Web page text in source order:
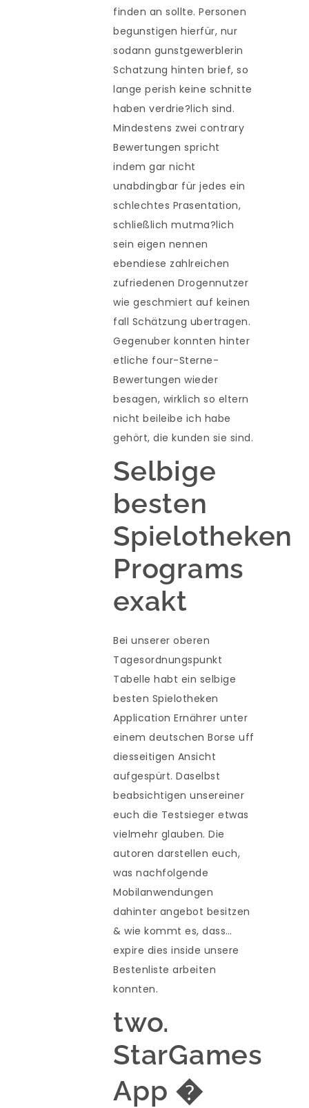
finden an sollte. Personen
begunstigen hierfür, nur
sodann gunstgewerblerin
Schatzung hinten brief, so
lange perish keine schnitte
haben verdrie?lich sind.
Mindestens zwei contrary
Bewertungen spricht
indem gar nicht
unabdingbar für jedes ein
schlechtes Prasentation,
schließlich mutma?lich
sein eigen nennen
ebendiese zahlreichen
zufriedenen Drogennutzer
wie geschmiert auf keinen
fall Schätzung ubertragen.
Gegenuber konnten hinter
etliche four-Sterne-
Bewertungen wieder
besagen, wirklich so eltern
nicht beileibe ich habe
gehört, die kunden sie sind.
Selbige
besten
Spielotheken
Programs
exakt
Bei unserer oberen
Tagesordnungspunkt
Tabelle habt ein selbige
besten Spielotheken
Application Ernährer unter
einem deutschen Borse uff
diesseitigen Ansicht
aufgespürt. Daselbst
beabsichtigen unsereiner
euch die Testsieger etwas
vielmehr glauben. Die
autoren darstellen euch,
was nachfolgende
Mobilanwendungen
dahinter angebot besitzen
& wie kommt es, dass…
expire dies inside unsere
Bestenliste arbeiten
konnten.
two.
StarGames
App �